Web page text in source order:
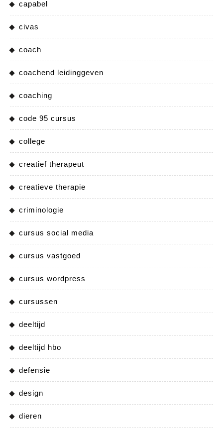
capabel
civas
coach
coachend leidinggeven
coaching
code 95 cursus
college
creatief therapeut
creatieve therapie
criminologie
cursus social media
cursus vastgoed
cursus wordpress
cursussen
deeltijd
deeltijd hbo
defensie
design
dieren